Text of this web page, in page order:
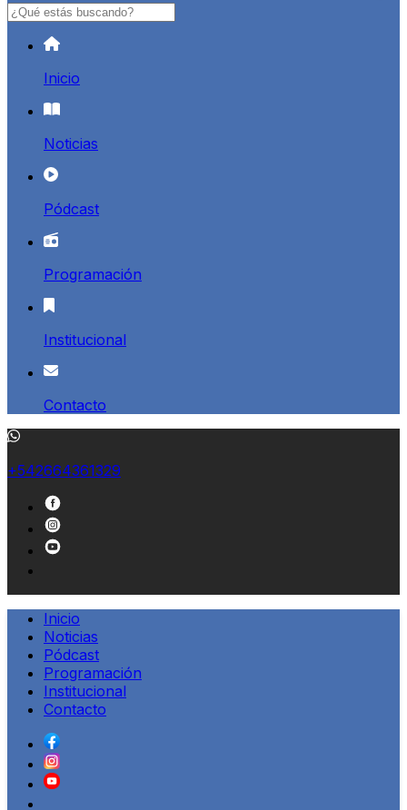
Inicio
Noticias
Pódcast
Programación
Institucional
Contacto
+542664361329
Inicio
Noticias
Pódcast
Programación
Institucional
Contacto